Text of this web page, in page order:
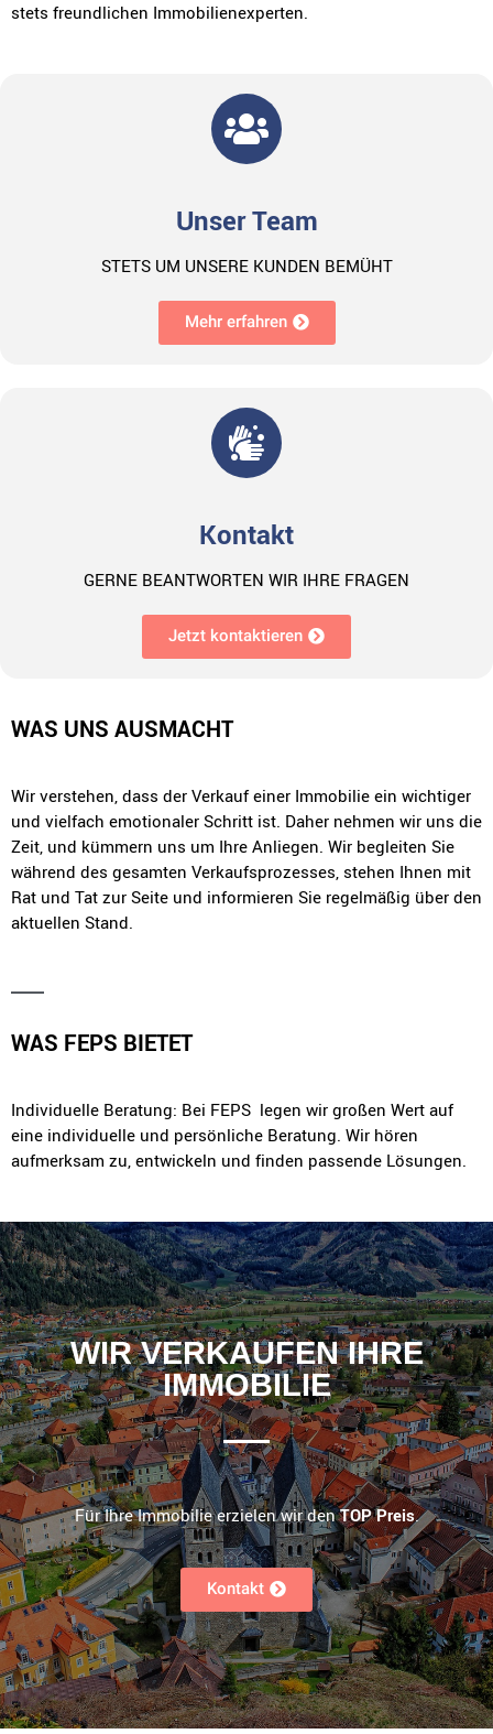
stets freundlichen Immobilienexperten.
Unser Team
STETS UM UNSERE KUNDEN BEMÜHT
Mehr erfahren
Kontakt
GERNE BEANTWORTEN WIR IHRE FRAGEN
Jetzt kontaktieren
WAS UNS AUSMACHT
Wir verstehen, dass der Verkauf einer Immobilie ein wichtiger
und vielfach emotionaler Schritt ist. Daher nehmen wir uns die
Zeit, und kümmern uns um Ihre Anliegen. Wir begleiten Sie
während des gesamten Verkaufsprozesses, stehen Ihnen mit
Rat und Tat zur Seite und informieren Sie regelmäßig über den
aktuellen Stand.
WAS FEPS BIETET
Individuelle Beratung: Bei FEPS legen wir großen Wert auf
eine individuelle und persönliche Beratung. Wir hören
aufmerksam zu, entwickeln und finden passende Lösungen.
WIR VERKAUFEN IHRE
IMMOBILIE
Für Ihre Immobilie erzielen wir denTOP Preis.
Kontakt